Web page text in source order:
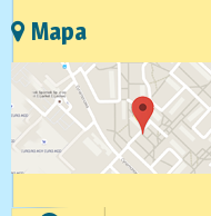
Mapa